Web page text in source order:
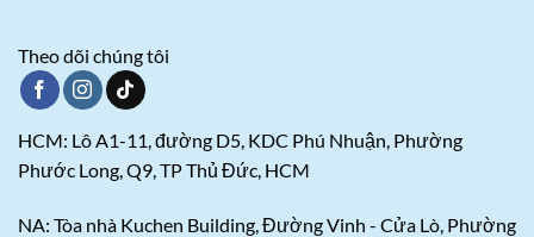
Theo dõi chúng tôi
HCM: Lô A1-11, đường D5, KDC Phú Nhuận, Phường
Phước Long, Q9, TP Thủ Đức, HCM
NA: Tòa nhà Kuchen Building, Đường Vinh - Cửa Lò, Phường